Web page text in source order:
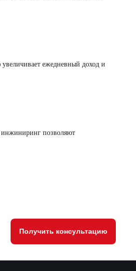
увеличивает ежедневный доход и
инжиниринг позволяют
Получить консультацию